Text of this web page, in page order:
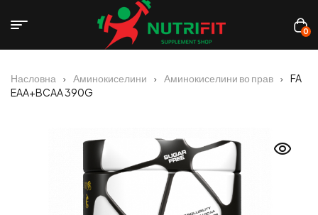
0
Насловна Аминокиселини Аминокиселини во прав
FA
EAA+BCAA 390G